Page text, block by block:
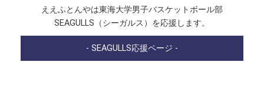
ええふとんやは東海大学男子バスケットボール部
SEAGULLS（シーガルス）を応援します。
- SEAGULLS応援ページ -